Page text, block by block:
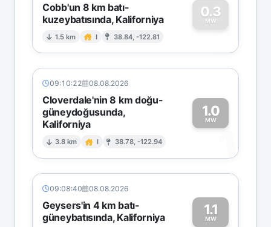
Cobb'un 8 km batı-
kuzeybatısında, Kaliforniya
1.5 km I 38.84, -122.81
0.3
MW
0
09:10:22 08.08.2026
Cloverdale'nin 8 km doğu-
güneydoğusunda,
Kaliforniya
3.8 km I 38.78, -122.94
1.0
MW
1
09:08:40 08.08.2026
Geysers'in 4 km batı-
güneybatısında, Kaliforniya
1.1
MW